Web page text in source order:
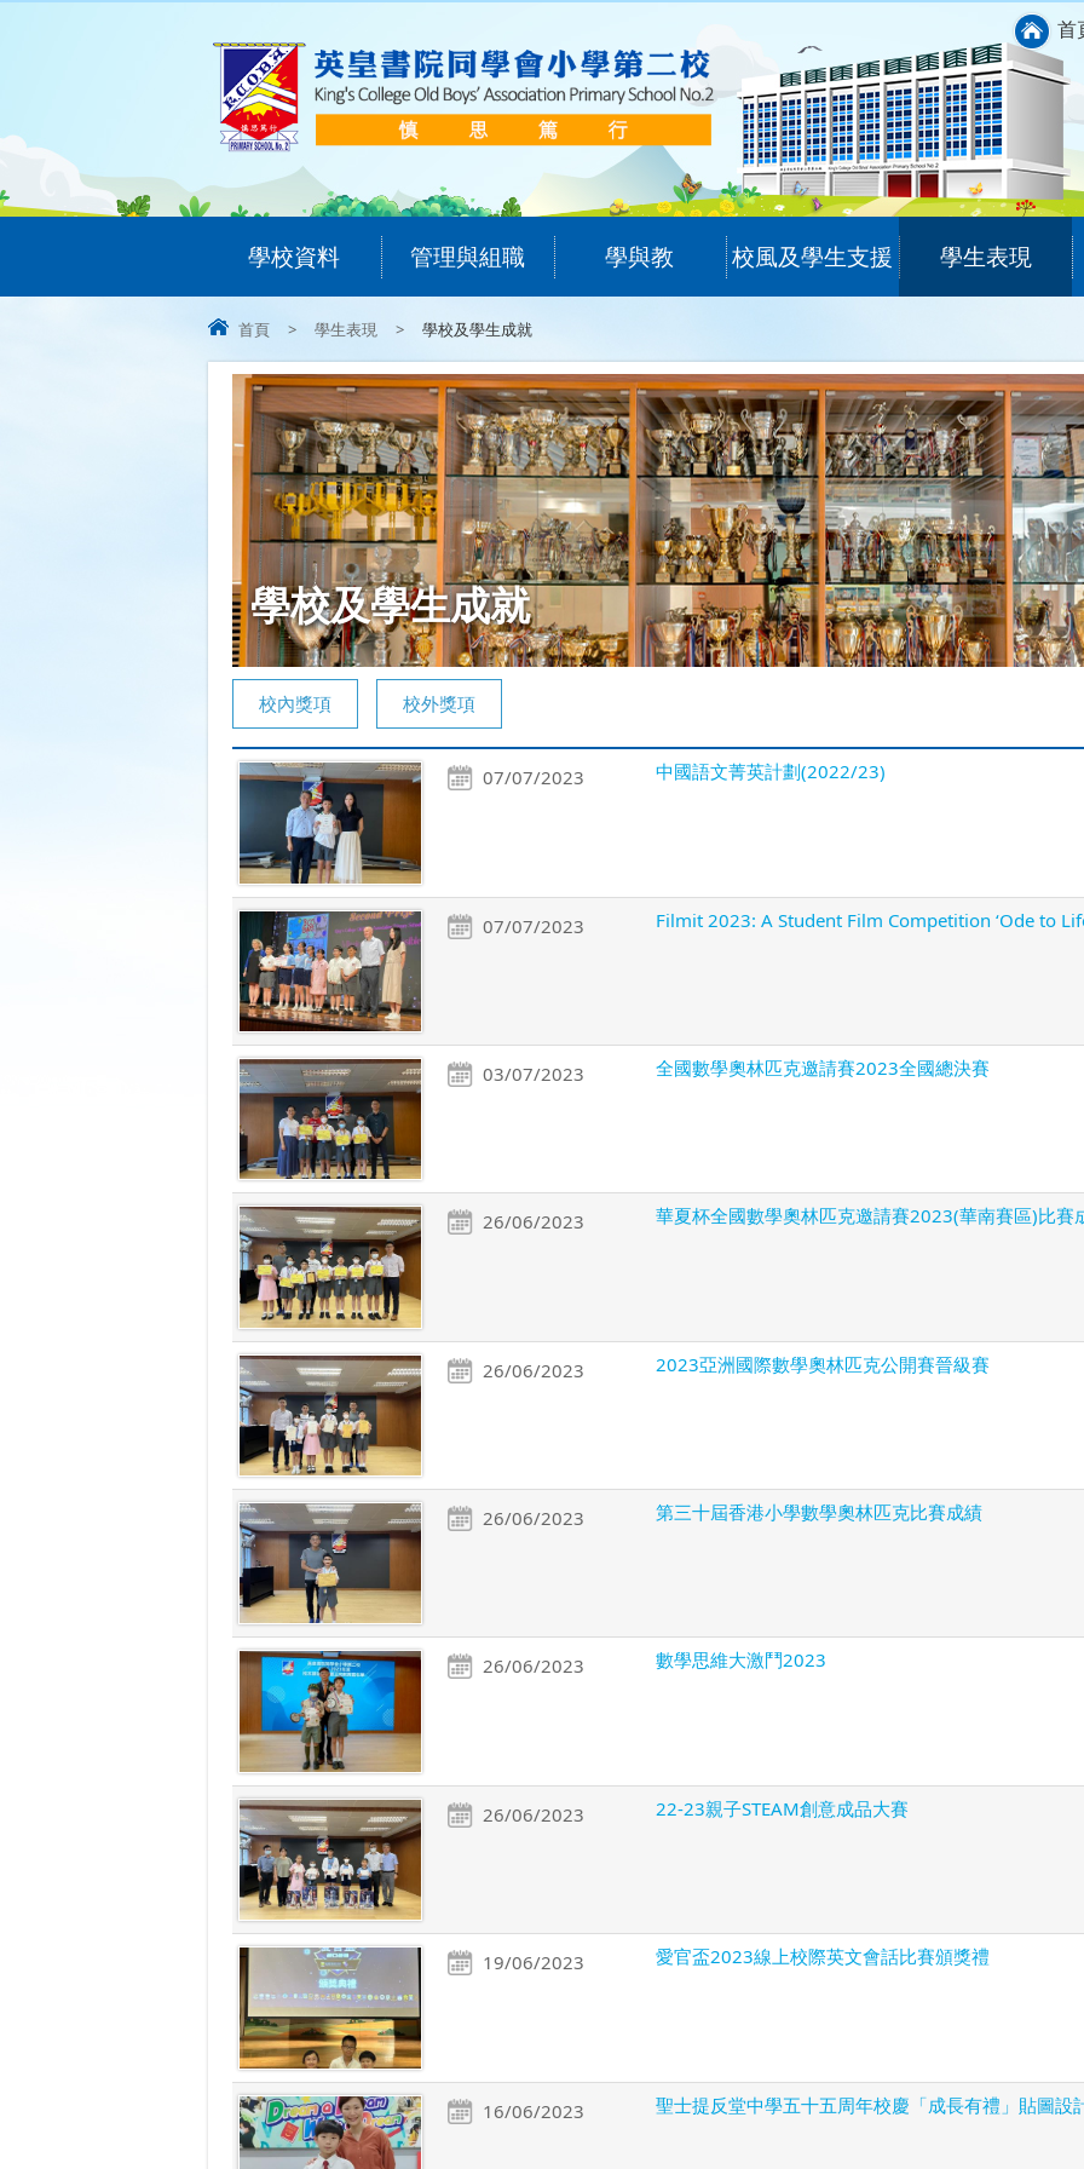
首
學校資料 管理與組職 學與教 校風及學生支援 學生表現
首頁 > 學生表現 > 學校及學生成就
學校及學生成就
校內獎項 校外獎項
07/07/2023 中國語文菁英計劃(2022/23)
07/07/2023 Filmit 2023: A Student Film Competition ‘Ode to
03/07/2023 全國數學奧林匹克邀請賽2023全國總決賽
26/06/2023 華夏杯全國數學奧林匹克邀請賽2023(華南賽區)比賽
26/06/2023 2023亞洲國際數學奧林匹克公開賽晉級賽
26/06/2023 第三十屆香港小學數學奧林匹克比賽成績
26/06/2023 數學思維大激鬥2023
26/06/2023 22-23親子STEAM創意成品大賽
19/06/2023 愛官盃2023線上校際英文會話比賽頒獎禮
16/06/2023 聖士提反堂中學五十五周年校慶「成長有禮」貼圖設